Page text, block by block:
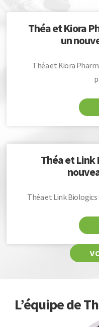
Théa et Kiora
un
Théa et Kiora
Théa et Link
Théa et Link
L’équipe de